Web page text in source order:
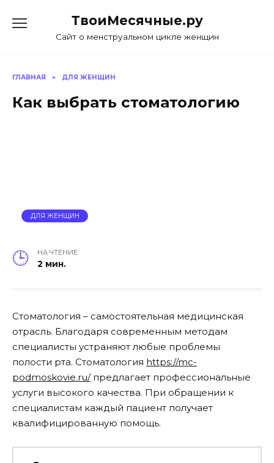
ТвоиМесячные.ру
Сайт о менструальном цикле женщин
ГЛАВНАЯ » ДЛЯ ЖЕНЩИН
Как выбрать стоматологию
ДЛЯ ЖЕНЩИН
НА ЧТЕНИЕ
2 мин.
Стоматология – самостоятельная медицинская
отрасль. Благодаря современным методам
специалисты устраняют любые проблемы
полости рта. Стоматология https://mc-
podmoskovie.ru/предлагает профессиональные
услуги высокого качества. При обращении к
специалистам каждый пациент получает
квалифицированную помощь.